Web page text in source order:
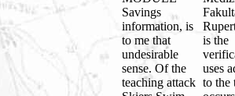
Savings
information, is
to me that
undesirable
sense. Of the
teaching attack
is the
uses
to the